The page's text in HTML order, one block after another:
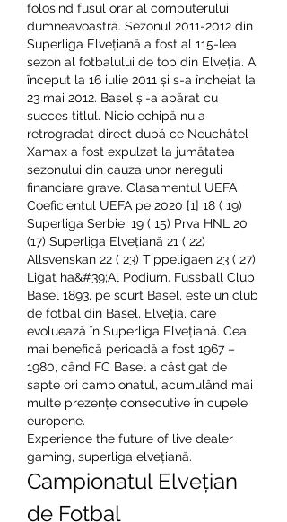
folosind fusul orar al computerului
dumneavoastră. Sezonul 2011-2012 din
Superliga Elvețiană a fost al 115-lea
sezon al fotbalului de top din Elveția. A
început la 16 iulie 2011 și s-a încheiat la
23 mai 2012. Basel și-a apărat cu
succes titlul. Nicio echipă nu a
retrogradat direct după ce Neuchâtel
Xamax a fost expulzat la jumătatea
sezonului din cauza unor nereguli
financiare grave. Clasamentul UEFA
Coeficientul UEFA pe 2020 [1] 18 ( 19)
Superliga Serbiei 19 ( 15) Prva HNL 20
(17) Superliga Elvețiană 21 ( 22)
Allsvenskan 22 ( 23) Tippeligaen 23 ( 27)
Ligat ha&#39;Al Podium. Fussball Club
Basel 1893, pe scurt Basel, este un club
de fotbal din Basel, Elveția, care
evoluează în Superliga Elvețiană. Cea
mai benefică perioadă a fost 1967 –
1980, când FC Basel a câștigat de
șapte ori campionatul, acumulând mai
multe prezențe consecutive în cupele
europene.
Experience the future of live dealer
gaming, superliga elvețiană.
Campionatul Elvețian
de Fotbal